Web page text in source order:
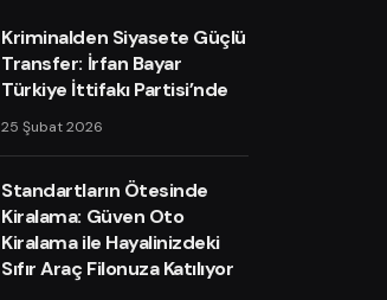
Kriminalden Siyasete Güçlü
Transfer: İrfan Bayar
Türkiye İttifakı Partisi’nde
25 Şubat 2026
Standartların Ötesinde
Kiralama: Güven Oto
Kiralama ile Hayalinizdeki
Sıfır Araç Filonuza Katılıyor